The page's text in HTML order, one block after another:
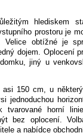
hlediskem
prostoru je
obtížné je
dojem. Oplocení
jiný u
150 cm, u
jednoduchou
tvarované horní
bez oplocení.
a nabídce